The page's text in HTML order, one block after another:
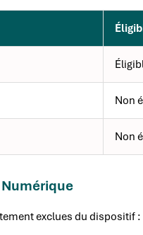
Non
Non
exclues du dispositif :